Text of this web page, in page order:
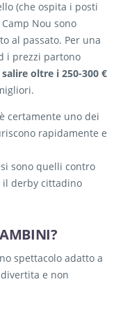
(che ospita i posti
Nou sono
al passato. Per una
i prezzi partono
salire oltre i 250-300 €
è certamente uno dei
rapidamente e
sono quelli contro
il derby cittadino
spettacolo adatto a
e non